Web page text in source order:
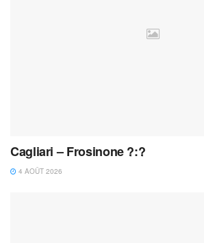
Cagliari – Frosinone ?:?
4 AOÛT 2026